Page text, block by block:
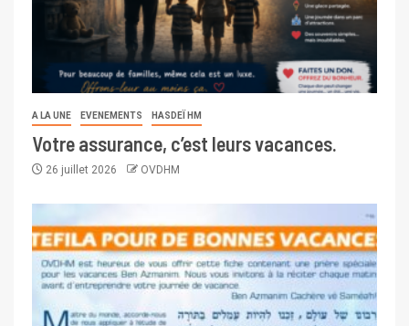
A LA UNE EVENEMENTS HASDEÏ HM
Votre assurance, c’est leurs vacances.
26 juillet 2026 OVDHM